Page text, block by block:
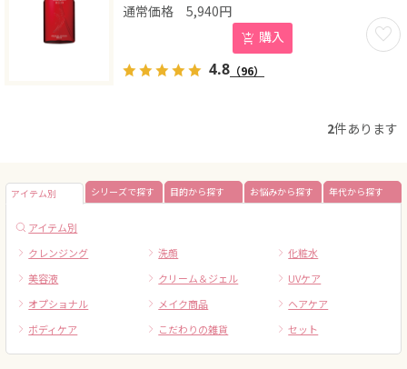
お気
5,940円
購入
4.8 （96）
2件あります
アイテム別 シリーズで探す 目的から探す お悩みから探す 年代から探す
アイテム別
クレンジング
洗顔
化粧水
美容液
クリーム＆ジェル
UVケア
オプショナル
メイク商品
ヘアケア
ボディケア
こだわりの雑貨 セット